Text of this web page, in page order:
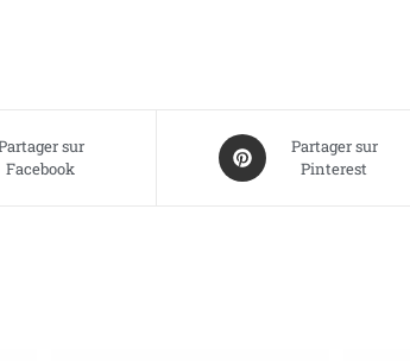
sur
Facebook
Partager sur
Pinterest